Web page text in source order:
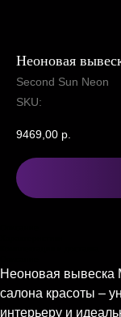
Неоновая
Second Sun Neon
SKU:
9469,00 р.
Неоновая вывеска
салона красоты –
интерьеру и